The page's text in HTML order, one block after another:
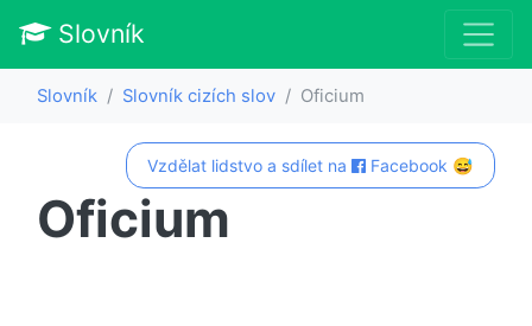
Slovník
Slovník Slovník cizích slov Oficium
Vzdělat lidstvo a sdílet na Facebook 😅
Oficium